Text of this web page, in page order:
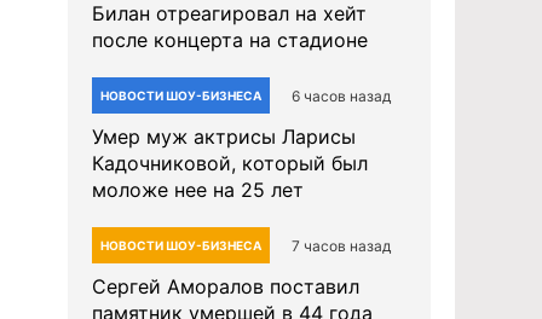
Билан отреагировал на хейт
после концерта на стадионе
НОВОСТИ ШОУ-БИЗНЕСА 6 часов назад
Умер муж актрисы Ларисы
Кадочниковой, который был
моложе нее на 25 лет
НОВОСТИ ШОУ-БИЗНЕСА 7 часов назад
Сергей Аморалов поставил
памятник умершей в 44 года